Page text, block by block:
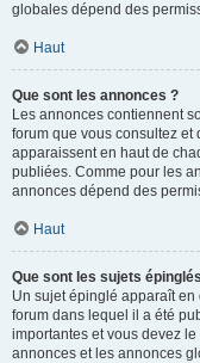
globales dépend des
Haut
Que sont les annonces ?
Les annonces contiennent
forum que vous consultez
apparaissent en haut de
publiées. Comme pour les
annonces dépend des
Haut
Que sont les sujets
Un sujet épinglé apparaît
forum dans lequel il a été
importantes et vous devez
annonces et les annonces